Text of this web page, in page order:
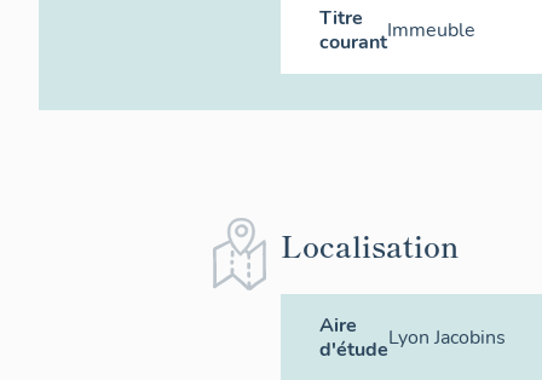
Titre
courantImmeuble
Localisation
Aire
d'étudeLyon Jacobins